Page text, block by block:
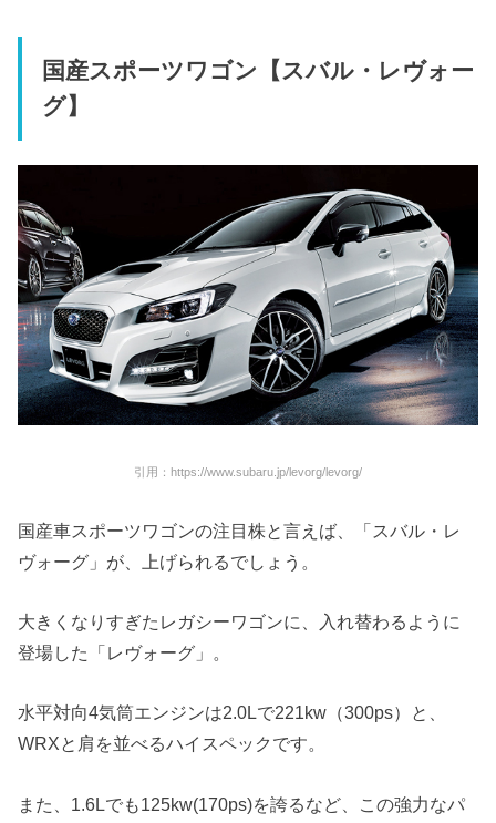
国産スポーツワゴン【スバル・レヴォー
グ】
引用：https://www.subaru.jp/levorg/levorg/
国産車スポーツワゴンの注目株と言えば、「スバル・レ
ヴォーグ」が、上げられるでしょう。
大きくなりすぎたレガシーワゴンに、入れ替わるように
登場した「レヴォーグ」。
水平対向4気筒エンジンは2.0Lで221kw（300ps）と、
WRXと肩を並べるハイスペックです。
また、1.6Lでも125kw(170ps)を誇るなど、この強力なパ